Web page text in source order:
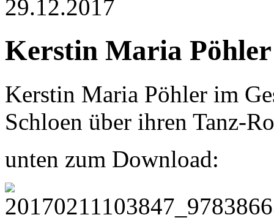
29.12.2017
Kerstin Maria Pöhler
Kerstin Maria Pöhler im
Schloen über ihren Tanz-
unten zum Download: